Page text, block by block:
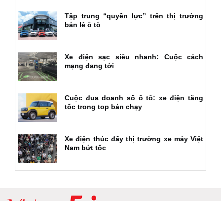
Tập trung “quyền lực” trên thị trường
bán lẻ ô tô
Xe điện sạc siêu nhanh: Cuộc cách
mạng đang tới
Cuộc đua doanh số ô tô: xe điện tăng
tốc trong top bán chạy
Xe điện thúc đẩy thị trường xe máy Việt
Nam bứt tốc